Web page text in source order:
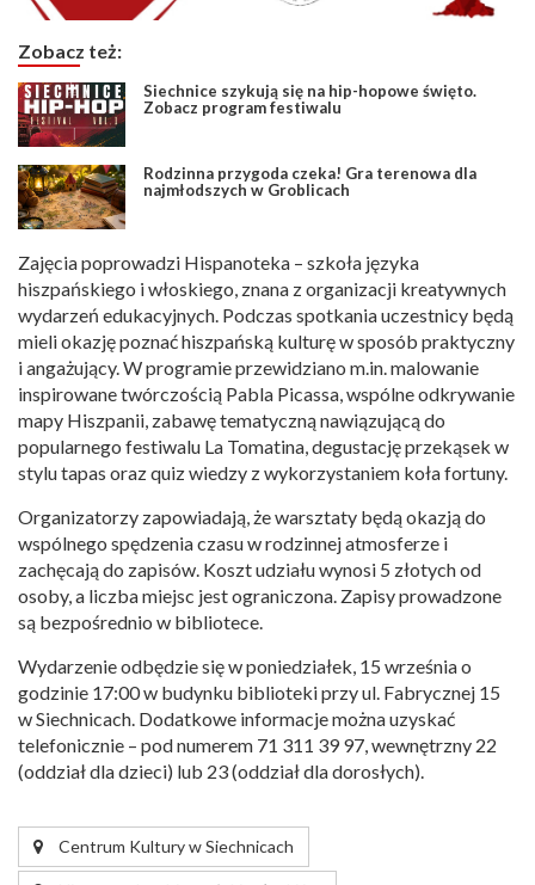
Zobacz też:
Siechnice szykują się na hip-hopowe święto.
Zobacz program festiwalu
Rodzinna przygoda czeka! Gra terenowa dla
najmłodszych w Groblicach
Zajęcia poprowadzi Hispanoteka – szkoła języka
hiszpańskiego i włoskiego, znana z organizacji kreatywnych
wydarzeń edukacyjnych. Podczas spotkania uczestnicy będą
mieli okazję poznać hiszpańską kulturę w sposób praktyczny
i angażujący. W programie przewidziano m.in. malowanie
inspirowane twórczością Pabla Picassa, wspólne odkrywanie
mapy Hiszpanii, zabawę tematyczną nawiązującą do
popularnego festiwalu La Tomatina, degustację przekąsek w
stylu tapas oraz quiz wiedzy z wykorzystaniem koła fortuny.
Organizatorzy zapowiadają, że warsztaty będą okazją do
wspólnego spędzenia czasu w rodzinnej atmosferze i
zachęcają do zapisów. Koszt udziału wynosi 5 złotych od
osoby, a liczba miejsc jest ograniczona. Zapisy prowadzone
są bezpośrednio w bibliotece.
Wydarzenie odbędzie się w poniedziałek, 15 września o
godzinie 17:00 w budynku biblioteki przy ul. Fabrycznej 15
w Siechnicach. Dodatkowe informacje można uzyskać
telefonicznie – pod numerem 71 311 39 97, wewnętrzny 22
(oddział dla dzieci) lub 23 (oddział dla dorosłych).
Centrum Kultury w Siechnicach